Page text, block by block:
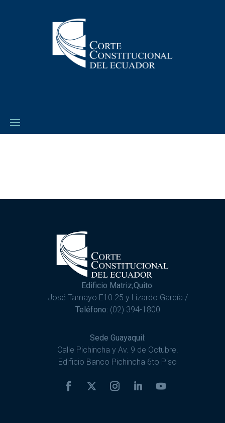
Edificio Matriz,Quito:
José Tamayo E10 25 y Lizardo García /
Teléfono: (02) 394-1800
Sede Guayaquil:
Calle Pichincha y Av. 9 de Octubre.
Edificio Banco Pichincha 6to Piso